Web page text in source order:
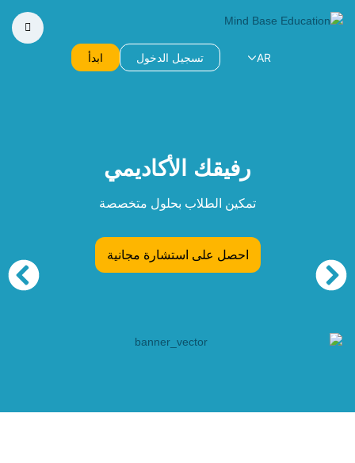
AR تسجيل الدخول ابدأ
رفيقك الأكاديمي
تمكين الطلاب بحلول متخصصة
احصل على استشارة مجانية